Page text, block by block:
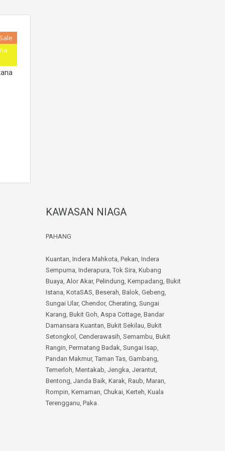
]
KAWASAN NIAGA
PAHANG
Kuantan, Indera Mahkota, Pekan, Indera
Sempurna, Inderapura, Tok Sira, Kubang
Buaya, Alor Akar, Pelindung, Kempadang, Bukit
Istana, KotaSAS, Beserah, Balok, Gebeng,
Sungai Ular, Chendor, Cherating, Sungai
Karang, Bukit Goh, Aspa Cottage, Bandar
Damansara Kuantan, Bukit Sekilau, Bukit
Setongkol , Cenderawasih, Semambu, Bukit
Rangin, Permatang Badak, Sungai Isap,
Pandan Makmur, Taman Tas, Gambang,
Temerloh, Mentakab, Jengka, Jerantut,
Bentong, Janda Baik, Karak, Raub, Maran,
Rompin, Kemaman, Chukai, Kerteh, Kuala
Terengganu, Paka.